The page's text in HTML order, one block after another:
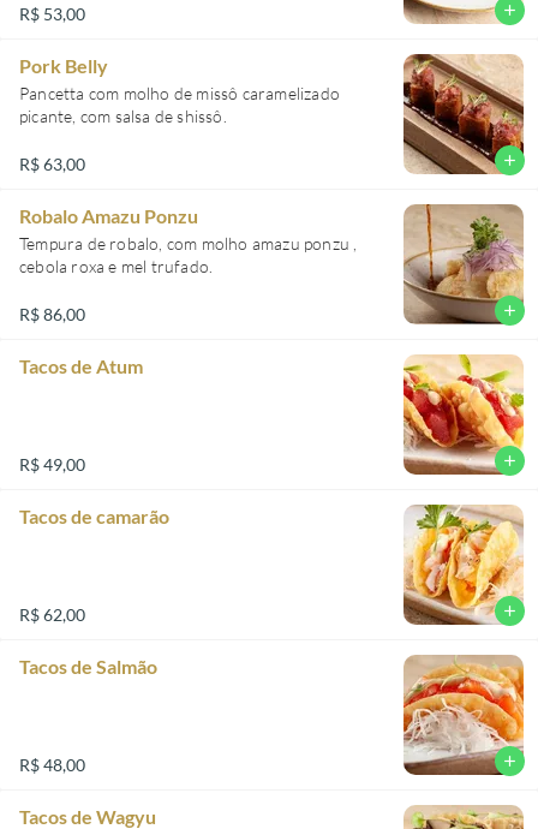
R$ 53,00 add
Pork Belly
Pancetta com molho de missô caramelizado
picante, com salsa de shissô.
R$ 63,00 add
Robalo Amazu Ponzu
Tempura de robalo, com molho amazu ponzu ,
cebola roxa e mel trufado.
R$ 86,00 add
Tacos de Atum
R$ 49,00 add
Tacos de camarão
R$ 62,00 add
Tacos de Salmão
R$ 48,00 add
Tacos de Wagyu